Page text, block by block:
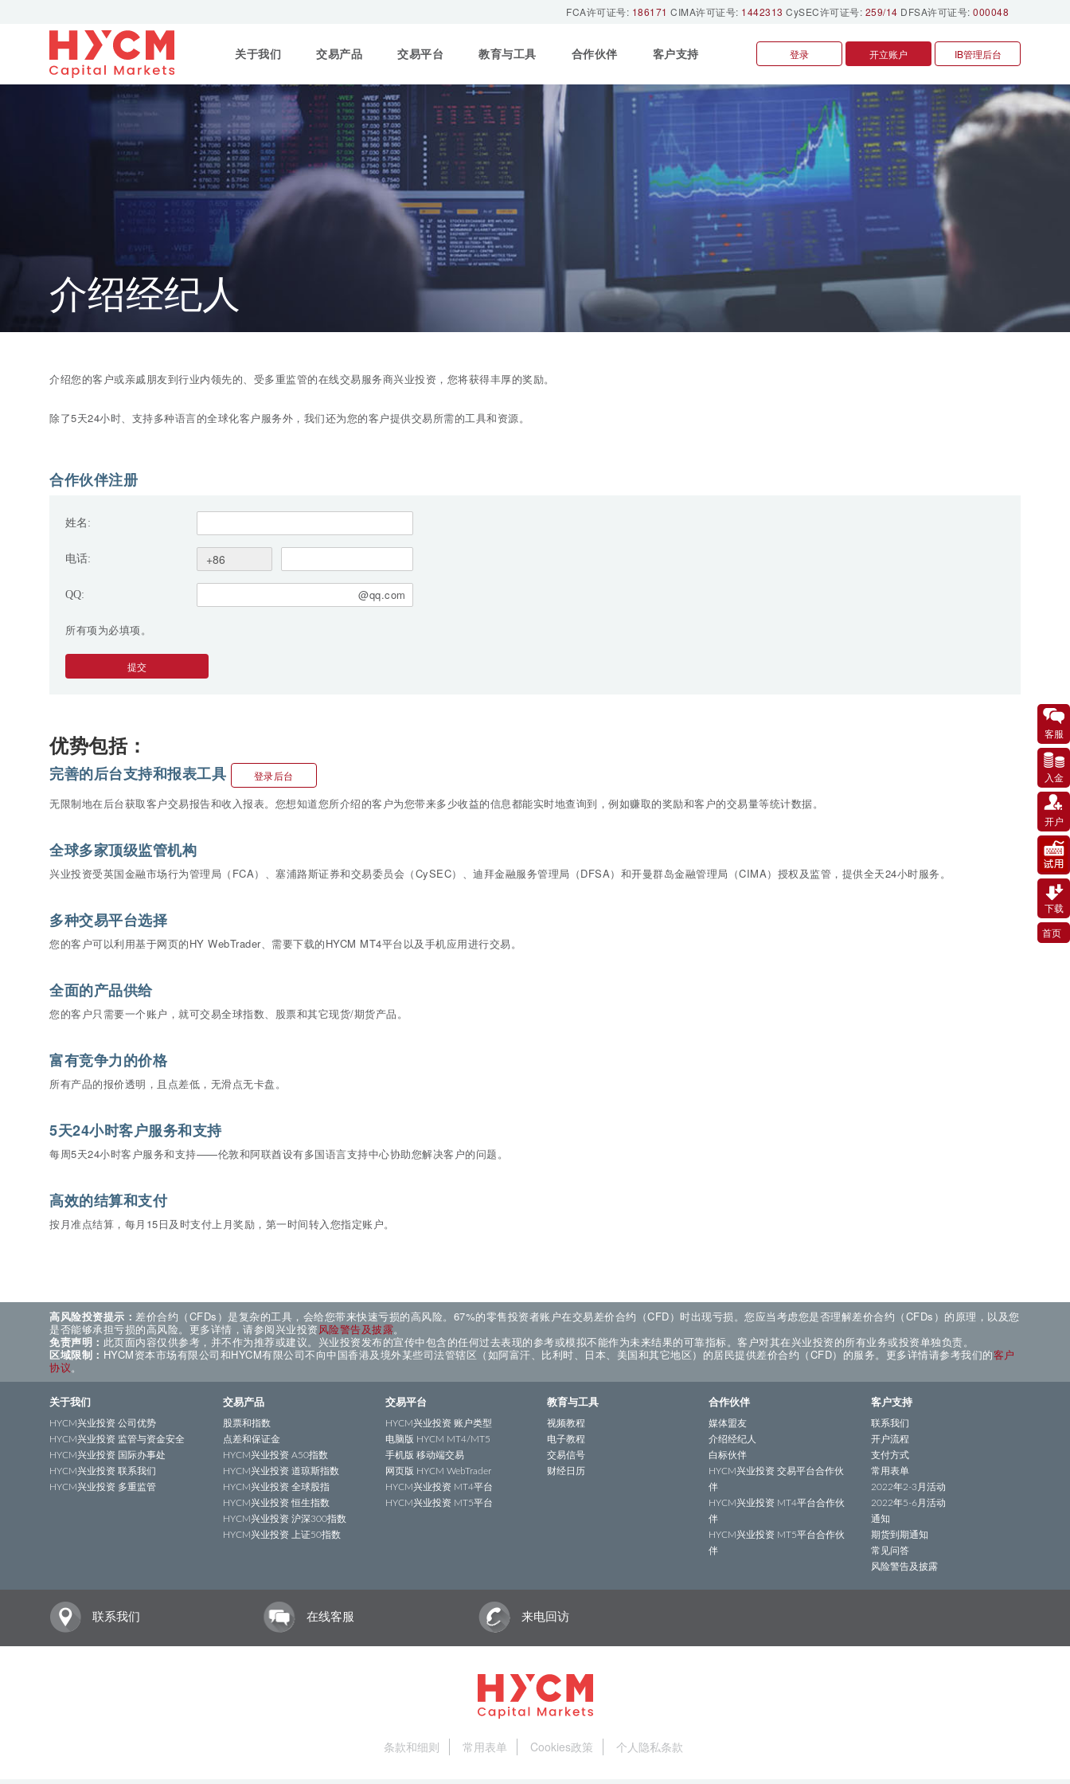
FCA许可证号: 186171 CIMA许可证号: 1442313 CySEC许可证号: 259/14 DFSA许可证号: 000048
登录 开立账户 IB管理后台
关于我们 交易产品 交易平台 教育与工具 合作伙伴 客户支持
介绍经纪人
介绍您的客户或亲戚朋友到行业内领先的、受多重监管的在线交易服务商兴业投资，您将获得丰厚的奖励。
除了5天24小时、支持多种语言的全球化客户服务外，我们还为您的客户提供交易所需的工具和资源。
合作伙伴注册
姓名:
电话:
QQ: @qq.com
所有项为必填项。
提交
优势包括：
完善的后台支持和报表工具 登录后台
无限制地在后台获取客户交易报告和收入报表。您想知道您所介绍的客户为您带来多少收益的信息都能实时地查询到，例如赚取的奖励和客户的交易量等统计数据。
全球多家顶级监管机构
兴业投资受英国金融市场行为管理局（FCA）、塞浦路斯证券和交易委员会（CySEC）、迪拜金融服务管理局（DFSA）和开曼群岛金融管理局（CIMA）授权及监管，提供全天24小时服务。
多种交易平台选择
您的客户可以利用基于网页的HY WebTrader、需要下载的HYCM MT4平台以及手机应用进行交易。
全面的产品供给
您的客户只需要一个账户，就可交易全球指数、股票和其它现货/期货产品。
富有竞争力的价格
所有产品的报价透明，且点差低，无滑点无卡盘。
5天24小时客户服务和支持
每周5天24小时客户服务和支持——伦敦和阿联酋设有多国语言支持中心协助您解决客户的问题。
高效的结算和支付
按月准点结算，每月15日及时支付上月奖励，第一时间转入您指定账户。
客服
入金
开户
下载
首页
高风险投资提示： 差价合约（CFDs）是复杂的工具，会给您带来快速亏损的高风险。67%的零售投资者账户在交易差价合约（CFD）时出现亏损。您应当考虑您是否理解差价合约（CFDs）的原理，以及您
是否能够承担亏损的高风险。更多详情，请参阅兴业投资风险警告及披露。
免责声明： 此页面内容仅供参考，并不作为推荐或建议。兴业投资发布的宣传中包含的任何过去表现的参考或模拟不能作为未来结果的可靠指标。客户对其在兴业投资的所有业务或投资单独负责。
区域限制： HYCM资本市场有限公司和HYCM有限公司不向中国香港及境外某些司法管辖区（如阿富汗、比利时、日本、美国和其它地区）的居民提供差价合约（CFD）的服务。更多详情请参考我们的客户
协议。
关于我们
HYCM兴业投资 公司优势
HYCM兴业投资 监管与资金安全
HYCM兴业投资 国际办事处
HYCM兴业投资 联系我们
HYCM兴业投资 多重监管
交易产品
股票和指数
点差和保证金
HYCM兴业投资 A50指数
HYCM兴业投资 道琼斯指数
HYCM兴业投资 全球股指
HYCM兴业投资 恒生指数
HYCM兴业投资 沪深300指数
HYCM兴业投资 上证50指数
交易平台
HYCM兴业投资 账户类型
电脑版 HYCM MT4/MT5
手机版 移动端交易
网页版 HYCM WebTrader
HYCM兴业投资 MT4平台
HYCM兴业投资 MT5平台
教育与工具
视频教程
电子教程
交易信号
财经日历
合作伙伴
媒体盟友
介绍经纪人
白标伙伴
HYCM兴业投资 交易平台合作伙
伴
HYCM兴业投资 MT4平台合作伙
伴
HYCM兴业投资 MT5平台合作伙
伴
客户支持
联系我们
开户流程
支付方式
常用表单
2022年2-3月活动
2022年5-6月活动
通知
期货到期通知
常见问答
风险警告及披露
联系我们 在线客服 来电回访
条款和细则 常用表单 Cookies政策 个人隐私条款